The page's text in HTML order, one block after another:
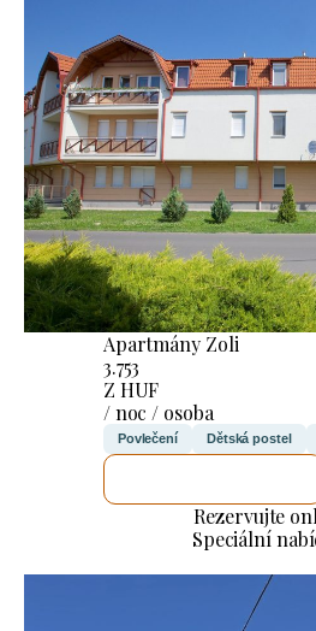
Apartmány Zoli
3.753
Z HUF
/ noc / osoba
Povlečení Dětská postel
Rezervujte
Speciální